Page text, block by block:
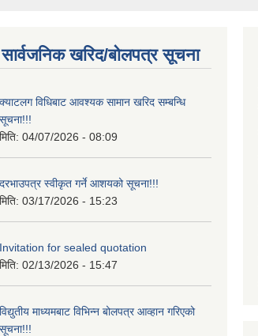
सार्वजनिक खरिद/बोलपत्र सूचना
क्याटलग विधिबाट आवश्यक सामान खरिद सम्बन्धि
सूचना!!!
मिति: 04/07/2026 - 08:09
दरभाउपत्र स्वीकृत गर्ने आशयको सूचना!!!
मिति: 03/17/2026 - 15:23
Invitation for sealed quotation
मिति: 02/13/2026 - 15:47
विद्युतीय माध्यमबाट विभिन्न बोलपत्र आव्हान गरिएको
सूचना!!!